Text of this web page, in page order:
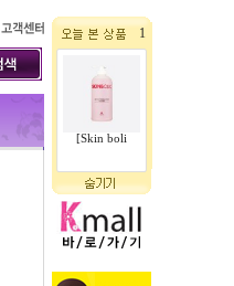
1
[Skin boli